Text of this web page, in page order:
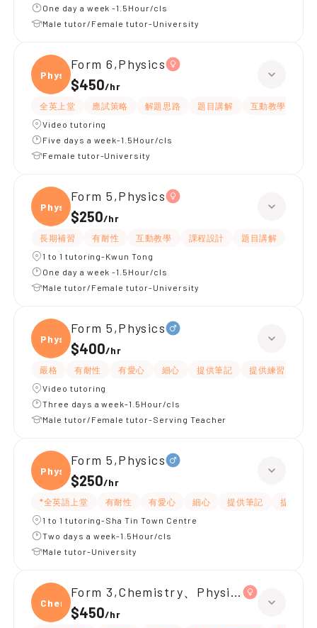
One day a week -1.5Hour/cls
Male tutor/Female tutor-University
Physi
Form 6,Physics
$450/hr
全英上堂 應試策略 解題思路 題目講解 互動教學
Video tutoring
Five days a week-1.5Hour/cls
Female tutor-University
Physi
Form 5,Physics
$250/hr
長期補習 有耐性 互動教學 課程設計 題目講解
1 to 1 tutoring-Kwun Tong
One day a week -1.5Hour/cls
Male tutor/Female tutor-University
Physi
Form 5,Physics
$400/hr
嚴格 有耐性 有愛心 細心 提供筆記
提供練習題/試題
Video tutoring
Three days a week-1.5Hour/cls
Male tutor/Female tutor-Serving Teacher
Physi
Form 5,Physics
$250/hr
*全英語上堂 有耐性 有愛心 細心 提供筆記
提供練
1 to 1 tutoring-Sha Tin Town Centre
Two days a week-1.5Hour/cls
Male tutor-University
Chemi
Form 3,Chemistry、Physics
$450/hr